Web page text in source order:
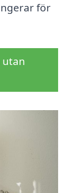
för
utan